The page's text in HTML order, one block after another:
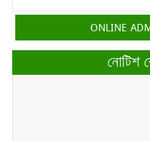
ONLINE
নোটিশ